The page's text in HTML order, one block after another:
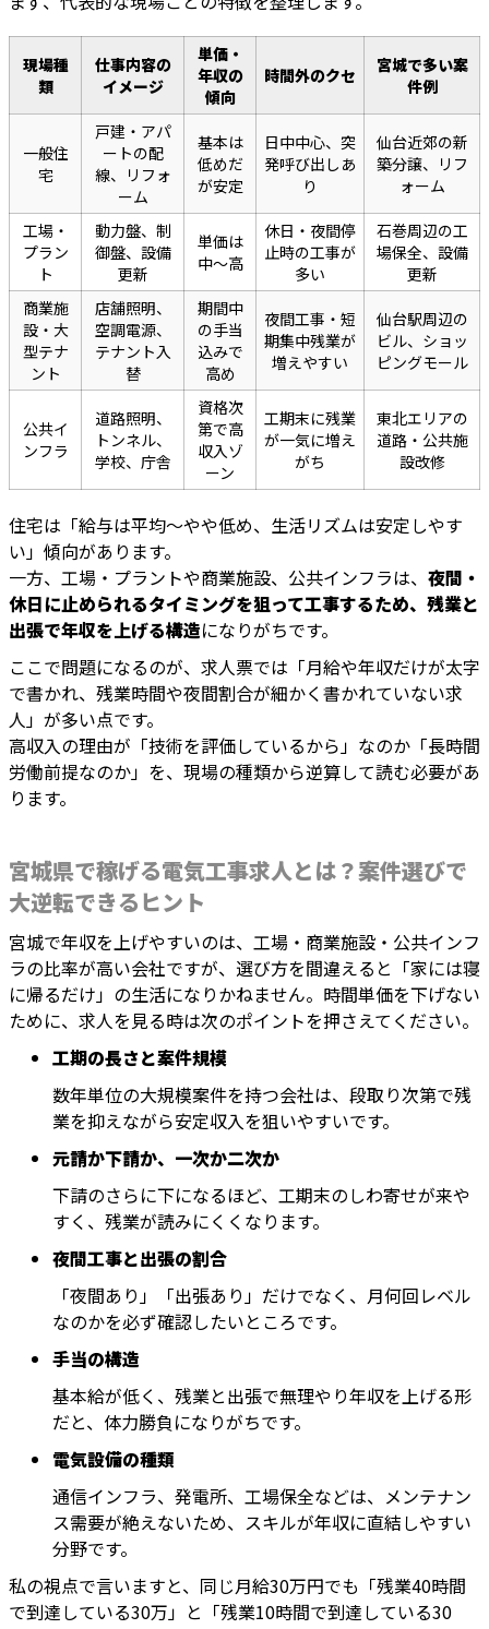
現場種
類
仕事内容の
イメージ
単価・
年収の
傾向
時間外のクセ
宮城で多い案
件例
一般住
宅
戸建・アパ
ートの配
線、リフォ
ーム
基本は
低めだ
が安定
日中中心、突
発呼び出しあ
り
仙台近郊の新
築分譲、リフ
ォーム
工場・
プラン
ト
動力盤、制
御盤、設備
更新
単価は
中〜高
休日・夜間停
止時の工事が
多い
石巻周辺の工
場保全、設備
更新
商業施
設・大
型テナ
ント
店舗照明、
空調電源、
テナント入
替
期間中
の手当
込みで
高め
夜間工事・短
期集中残業が
増えやすい
仙台駅周辺の
ビル、ショッ
ピングモール
公共イ
ンフラ
道路照明、
トンネル、
学校、庁舎
資格次
第で高
収入ゾ
ーン
工期末に残業
が一気に増え
がち
東北エリアの
道路・公共施
設改修
住宅は「給与は平均〜やや低め、生活リズムは安定しやす
い」傾向があります。
一方、工場・プラントや商業施設、公共インフラは、 夜間・
休日に止められるタイミングを狙って工事するため、残業と
出張で年収を上げる構造になりがちです。
ここで問題になるのが、求人票では「月給や年収だけが太字
で書かれ、残業時間や夜間割合が細かく書かれていない求
人」が多い点です。
高収入の理由が「技術を評価しているから」なのか「長時間
労働前提なのか」を、現場の種類から逆算して読む必要があ
ります。
宮城県で稼げる電気工事求人とは？案件選びで
大逆転できるヒント
宮城で年収を上げやすいのは、工場・商業施設・公共インフ
ラの比率が高い会社ですが、選び方を間違えると「家には寝
に帰るだけ」の生活になりかねません。時間単価を下げない
ために、求人を見る時は次のポイントを押さえてください。
工期の長さと案件規模
数年単位の大規模案件を持つ会社は、段取り次第で残
業を抑えながら安定収入を狙いやすいです。
元請か下請か、一次か二次か
下請のさらに下になるほど、工期末のしわ寄せが来や
すく、残業が読みにくくなります。
夜間工事と出張の割合
「夜間あり」「出張あり」だけでなく、月何回レベル
なのかを必ず確認したいところです。
手当の構造
基本給が低く、残業と出張で無理やり年収を上げる形
だと、体力勝負になりがちです。
電気設備の種類
通信インフラ、発電所、工場保全などは、メンテナン
ス需要が絶えないため、スキルが年収に直結しやすい
分野です。
私の視点で言いますと、同じ月給30万円でも「残業40時間
で到達している30万」と「残業10時間で到達している30